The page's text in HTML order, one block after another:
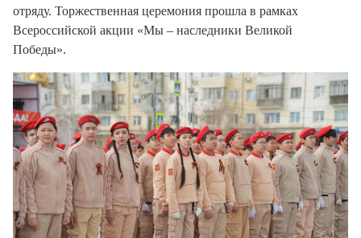
отряду. Торжественная церемония прошла в рамках
Всероссийской акции «Мы – наследники Великой
Победы».